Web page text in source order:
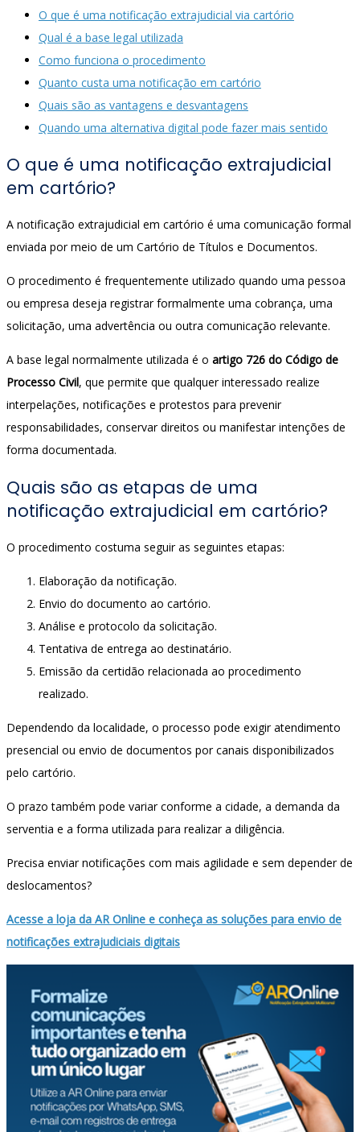
O que é uma notificação extrajudicial via cartório
Qual é a base legal utilizada
Como funciona o procedimento
Quanto custa uma notificação em cartório
Quais são as vantagens e desvantagens
Quando uma alternativa digital pode fazer mais sentido
O que é uma notificação extrajudicial
em cartório?
A notificação extrajudicial em cartório é uma comunicação formal
enviada por meio de um Cartório de Títulos e Documentos.
O procedimento é frequentemente utilizado quando uma pessoa
ou empresa deseja registrar formalmente uma cobrança, uma
solicitação, uma advertência ou outra comunicação relevante.
A base legal normalmente utilizada é o artigo 726 do Código de
Processo Civil, que permite que qualquer interessado realize
interpelações, notificações e protestos para prevenir
responsabilidades, conservar direitos ou manifestar intenções de
forma documentada.
Quais são as etapas de uma
notificação extrajudicial em cartório?
O procedimento costuma seguir as seguintes etapas:
Elaboração da notificação.
Envio do documento ao cartório.
Análise e protocolo da solicitação.
Tentativa de entrega ao destinatário.
Emissão da certidão relacionada ao procedimento
realizado.
Dependendo da localidade, o processo pode exigir atendimento
presencial ou envio de documentos por canais disponibilizados
pelo cartório.
O prazo também pode variar conforme a cidade, a demanda da
serventia e a forma utilizada para realizar a diligência.
Precisa enviar notificações com mais agilidade e sem depender de
deslocamentos?
Acesse a loja da AR Online e conheça as soluções para envio de
notificações extrajudiciais digitais